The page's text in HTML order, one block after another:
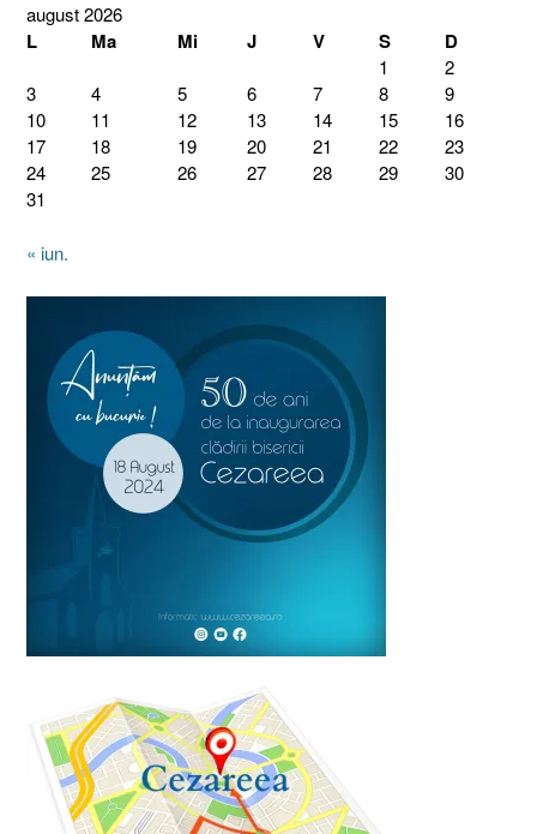
august 2026
L Ma Mi J V S D
1
2
3
4 5 6 7 8
9
10
11 12 13 14 15
16
17
18 19 20 21 22
23
24
25 26 27 28 29
30
31
« iun.